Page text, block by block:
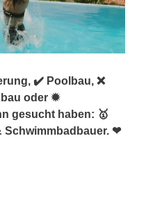
✔️ Poolbau, ❌
oder ✹
gesucht haben: 🥇
Schwimmbadbauer. ❤